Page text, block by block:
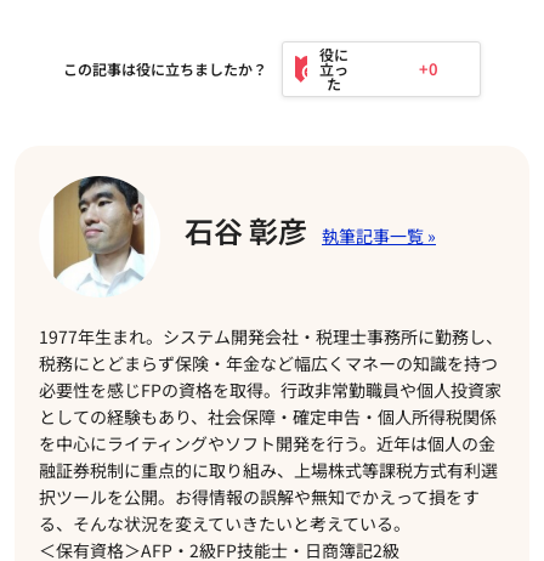
この記事は役に立ちましたか？ +0
石谷 彰彦
1977年生まれ。システム開発会社・税理士事務所に勤務し、
税務にとどまらず保険・年金など幅広くマネーの知識を持つ
必要性を感じFPの資格を取得。行政非常勤職員や個人投資家
としての経験もあり、社会保障・確定申告・個人所得税関係
を中心にライティングやソフト開発を行う。近年は個人の金
融証券税制に重点的に取り組み、上場株式等課税方式有利選
択ツールを公開。お得情報の誤解や無知でかえって損をす
る、そんな状況を変えていきたいと考えている。
＜保有資格＞AFP・2級FP技能士・日商簿記2級